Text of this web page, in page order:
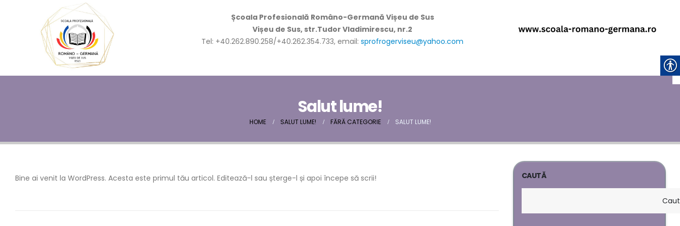
Școala Profesională Româno-Germană Vișeu de Sus
Vișeu de Sus, str.Tudor Vladimirescu, nr.2
Tel: +40.262.890.258/+40.262.354.733, email: sprofrogerviseu@yahoo.com
Salut lume!
HOME SALUT LUME! FĂRĂ CATEGORIE SALUT LUME!
Bine ai venit la WordPress. Acesta este primul tău articol. Editează-l sau șterge-l și apoi începe să scrii! CAUTĂ